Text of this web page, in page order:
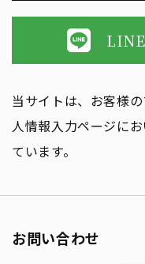
当サイトは、お客様
人情報入力ページに
ています。
お問い合わせ